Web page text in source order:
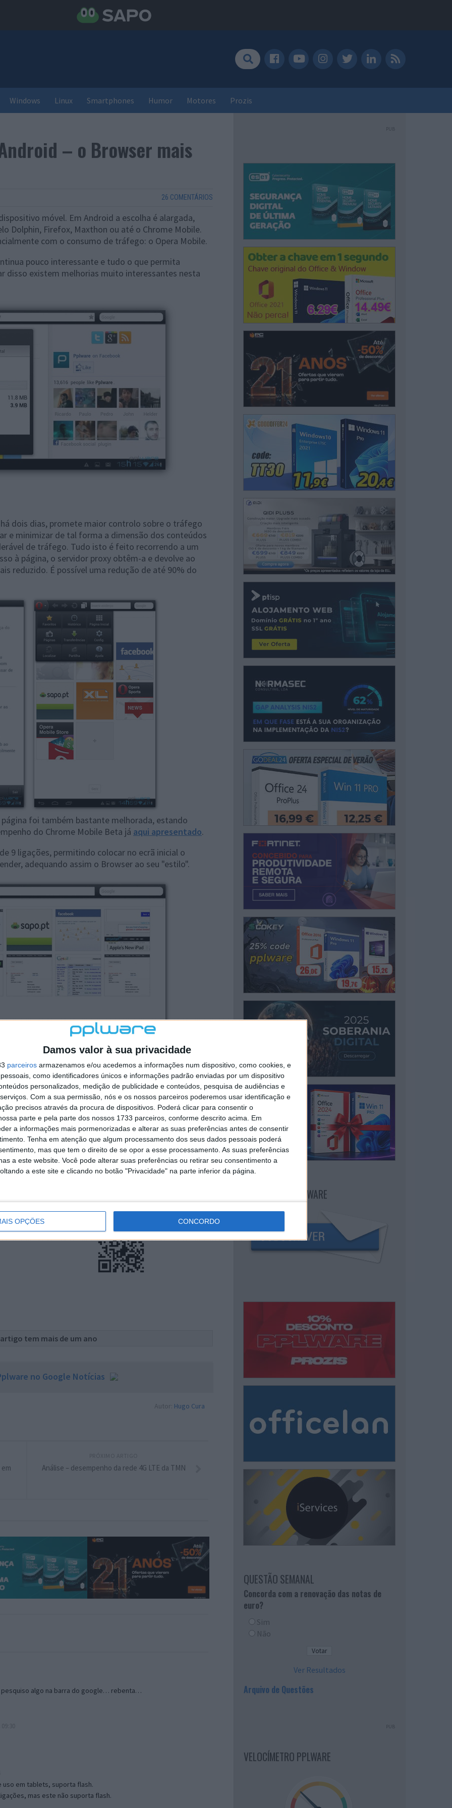
Damos valor à sua privacidade
parceiros armazenamos e/ou acedemos a informações num dispositivo, como cookies, e
como identificadores únicos e informações padrão enviadas por um dispositivo
personalizados, medição de publicidade e conteúdos, pesquisa de audiências e
Com a sua permissão, nós e os nossos parceiros poderemos usar identificação e
precisos através da procura de dispositivos. Poderá clicar para consentir o
parte e pela parte dos nossos 1733 parceiros, conforme descrito acima. Em
a informações mais pormenorizadas e alterar as suas preferências antes de consentir
Tenha em atenção que algum processamento dos seus dados pessoais poderá
mas que tem o direito de se opor a esse processamento. As suas preferências
a este website. Você pode alterar suas preferências ou retirar seu consentimento a
a este site e clicando no botão "Privacidade" na parte inferior da página.
OPÇÕES CONCORDO
Windows Linux Smartphones Humor Motores Prozis
– o Browser mais
26 COMENTÁRIOS
móvel. Em Android a escolha é alargada,
Dolphin, Firefox, Maxthon ou até o Chrome Mobile.
com o consumo de tráfego: o Opera Mobile.
pouco interessante e tudo o que permita
disso existem melhorias muito interessantes nesta
dois dias, promete maior controlo sobre o tráfego
e minimizar de tal forma a dimensão dos conteúdos
de tráfego. Tudo isto é feito recorrendo a um
à página, o servidor proxy obtêm-a e devolve ao
reduzido. É possível uma redução de até 90% do
foi também bastante melhorada, estando
do Chrome Mobile Beta já aqui apresentado.
9 ligações, permitindo colocar no ecrã inicial o
adequando assim o Browser ao seu "estilo".
milhões de utilizadores. A vantagem na contenção
poupar recursos quer de tráfego, quer de
tem mais de um ano
no Google Notícias
Autor: Hugo Cura
Análise – desempenho da rede 4G LTE da TMN
pesquiso algo na barra do google… rebenta…
uso em tablets, suporta flash.
mas este não suporta flash.
PUB
NEWSLETTER PPLWARE
QUESTÃO SEMANAL
Concorda com a renovação das notas de
euro?
Sim
Não
Ver Resultados
Arquivo de Questões
PUB
VELOCÍMETRO PPLWARE